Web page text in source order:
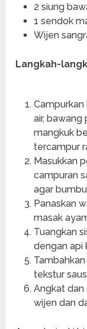
2 siung
1 sendok
Wijen
Langkah-
Campurkan
air, bawang
mangkuk
tercampur
Masukkan
campuran
agar
Panaskan
masak
Tuangkan
dengan api
tekstur
Angkat dan
wijen dan